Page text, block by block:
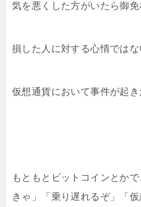
気を悪くした方がいたら御免
損した人に対する心情ではな
仮想通貨において事件が起き
もともとビットコインとか
きゃ」「乗り遅れるぞ」「